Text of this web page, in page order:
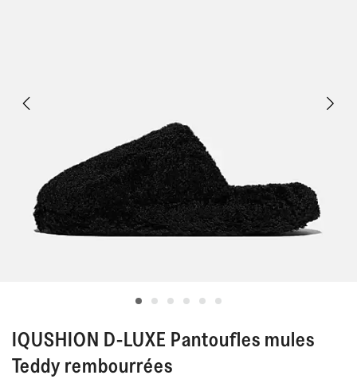
IQUSHION D-LUXE Pantoufles mules
Teddy rembourrées